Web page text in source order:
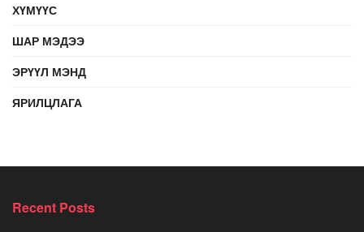
ХҮМҮҮС
ШАР МЭДЭЭ
ЭРҮҮЛ МЭНД
ЯРИЛЦЛАГА
Recent Posts